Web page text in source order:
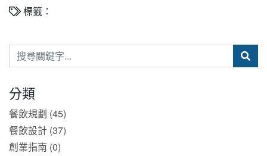
標籤：
分類
餐飲規劃 (45)
餐飲設計 (37)
創業指南 (0)